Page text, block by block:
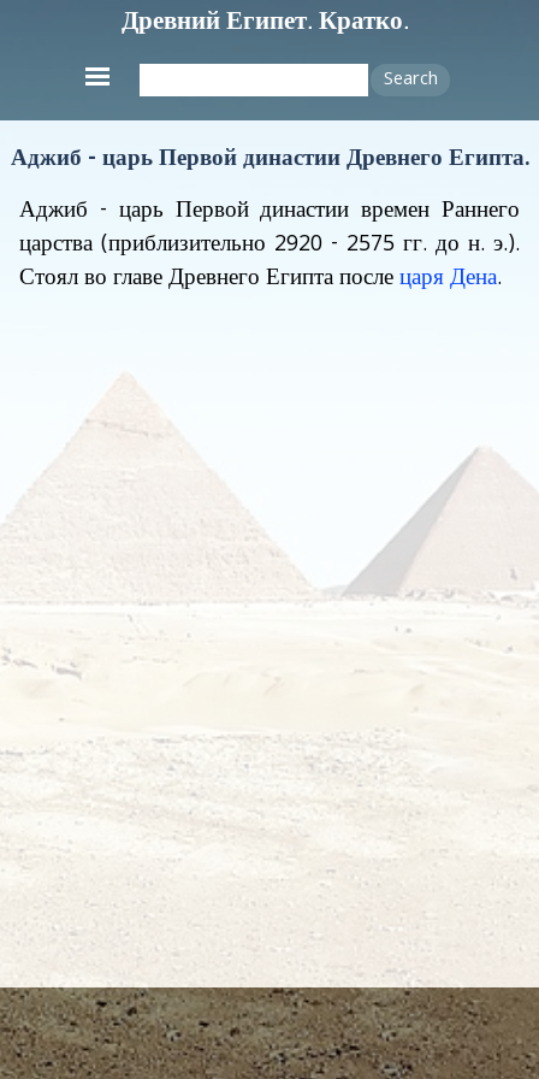
Search
Древний Египет. Кратко.
Аджиб - царь Первой династии Древнего Египта.
Аджиб - царь Первой династии времен Раннего
царства (приблизительно 2920 - 2575 гг. до н. э.).
Стоял во главе Древнего Египта послецаря Дена.